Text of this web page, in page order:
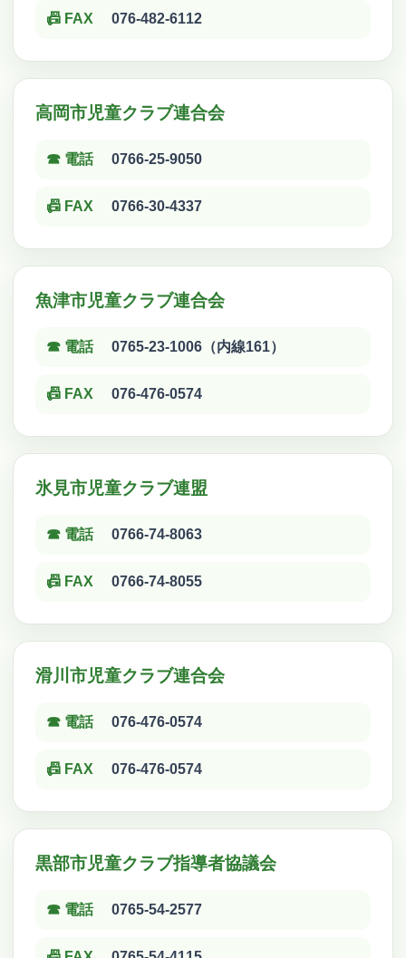
📠 FAX 076-482-6112
高岡市児童クラブ連合会
☎ 電話 0766-25-9050
📠 FAX 0766-30-4337
魚津市児童クラブ連合会
☎ 電話 0765-23-1006（内線161）
📠 FAX 076-476-0574
氷見市児童クラブ連盟
☎ 電話 0766-74-8063
📠 FAX 0766-74-8055
滑川市児童クラブ連合会
☎ 電話 076-476-0574
📠 FAX 076-476-0574
黒部市児童クラブ指導者協議会
☎ 電話 0765-54-2577